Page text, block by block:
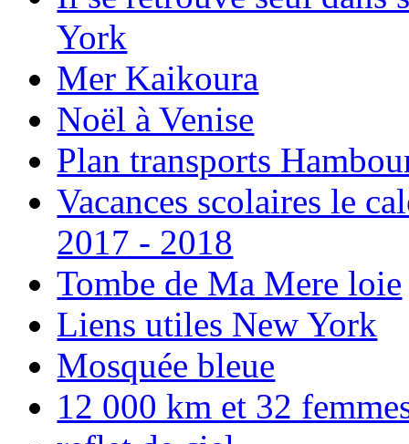
York
Mer Kaikoura
Noël à Venise
Plan transports
Vacances scolaires le
2017 - 2018
Tombe de Ma Mere loie
Liens utiles New York
Mosquée bleue
12 000 km et 32